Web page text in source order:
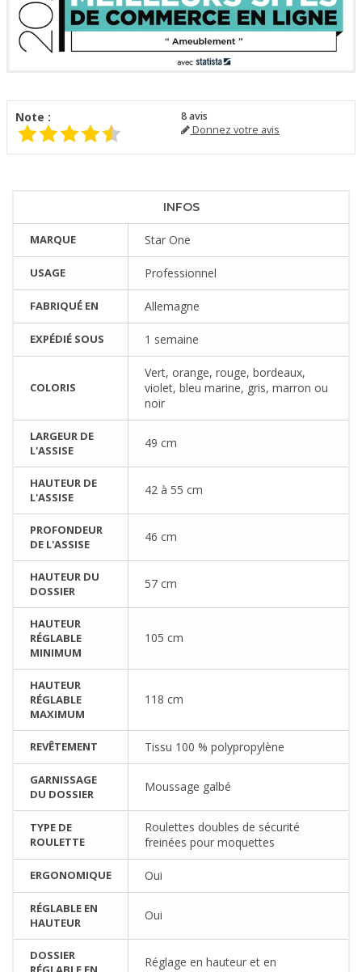
Note : 8avis
Donnez votre avis
INFOS
MARQUE Star One
USAGE Professionnel
FABRIQUÉ EN Allemagne
EXPÉDIÉ SOUS 1 semaine
COLORIS
Vert, orange, rouge, bordeaux,
violet, bleu marine, gris, marron ou
noir
LARGEUR DE
L'ASSISE
49 cm
HAUTEUR DE
L'ASSISE
42 à 55 cm
PROFONDEUR
DE L'ASSISE
46 cm
HAUTEUR DU
DOSSIER
57 cm
HAUTEUR
RÉGLABLE
MINIMUM
105 cm
HAUTEUR
RÉGLABLE
MAXIMUM
118 cm
REVÊTEMENT Tissu 100 % polypropylène
GARNISSAGE
DU DOSSIER
Moussage galbé
TYPE DE
ROULETTE
Roulettes doubles de sécurité
freinées pour moquettes
ERGONOMIQUE Oui
RÉGLABLE EN
HAUTEUR
Oui
DOSSIER
Réglage en hauteur et en